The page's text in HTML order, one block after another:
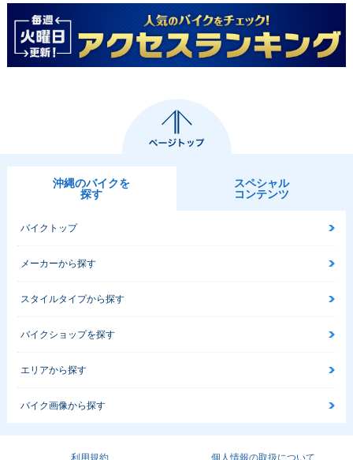
沖縄のバイクを
探す
スペシャル
コンテンツ
バイクトップ
メーカーから探す
スタイルタイプから探す
バイクショップを探す
エリアから探す
バイク画像から探す
利用規約 個人情報の取扱について